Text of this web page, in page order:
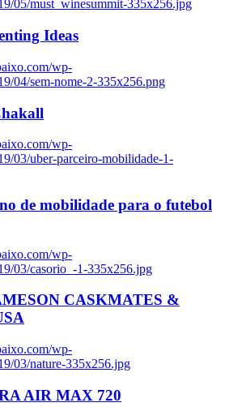
05/must_winesummit-335x256.jpg
Ideas
wp-
04/sem-nome-2-335x256.png
wp-
03/uber-parceiro-mobilidade-1-
de mobilidade para o futebol
wp-
03/casorio_-1-335x256.jpg
CASKMATES &
wp-
03/nature-335x256.jpg
AIR MAX 720